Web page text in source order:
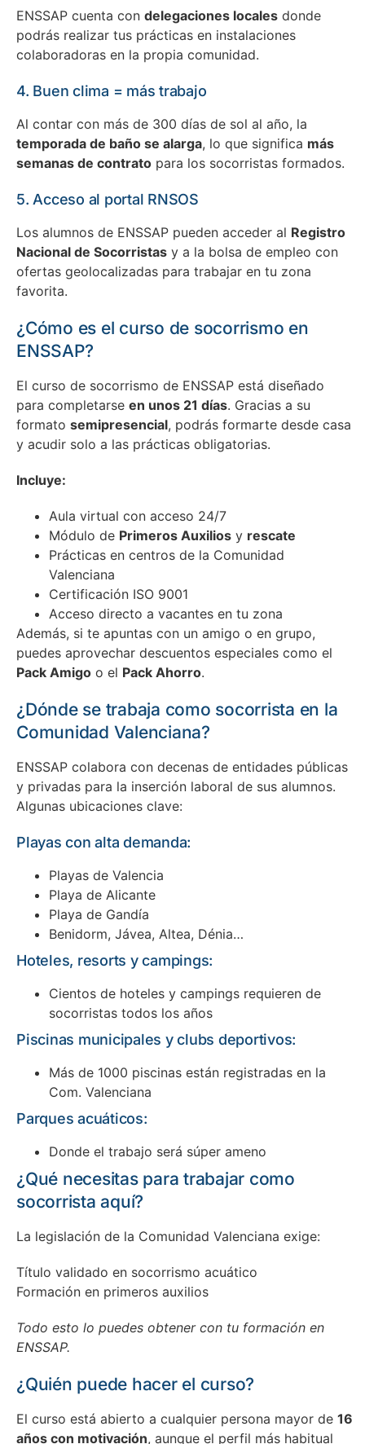
ENSSAP cuenta con delegaciones locales donde
podrás realizar tus prácticas en instalaciones
colaboradoras en la propia comunidad.
4. Buen clima = más trabajo
Al contar con más de 300 días de sol al año, la
temporada de baño se alarga, lo que significa más
semanas de contrato para los socorristas formados.
5. Acceso al portal RNSOS
Los alumnos de ENSSAP pueden acceder al Registro
Nacional de Socorristas y a la bolsa de empleo con
ofertas geolocalizadas para trabajar en tu zona
favorita.
¿Cómo es el curso de socorrismo en
ENSSAP?
El curso de socorrismo de ENSSAP está diseñado
para completarse en unos 21 días. Gracias a su
formato semipresencial, podrás formarte desde casa
y acudir solo a las prácticas obligatorias.
Incluye:
Aula virtual con acceso 24/7
Módulo de Primeros Auxilios y rescate
Prácticas en centros de la Comunidad
Valenciana
Certificación ISO 9001
Acceso directo a vacantes en tu zona
Además, si te apuntas con un amigo o en grupo,
puedes aprovechar descuentos especiales como el
Pack Amigo o el Pack Ahorro.
¿Dónde se trabaja como socorrista en la
Comunidad Valenciana?
ENSSAP colabora con decenas de entidades públicas
y privadas para la inserción laboral de sus alumnos.
Algunas ubicaciones clave:
Playas con alta demanda:
Playas de Valencia
Playa de Alicante
Playa de Gandía
Benidorm, Jávea, Altea, Dénia…
Hoteles, resorts y campings:
Cientos de hoteles y campings requieren de
socorristas todos los años
Piscinas municipales y clubs deportivos:
Más de 1000 piscinas están registradas en la
Com. Valenciana
Parques acuáticos:
Donde el trabajo será súper ameno
¿Qué necesitas para trabajar como
socorrista aquí?
La legislación de la Comunidad Valenciana exige:
Título validado en socorrismo acuático
Formación en primeros auxilios
Todo esto lo puedes obtener con tu formación en
ENSSAP.
¿Quién puede hacer el curso?
El curso está abierto a cualquier persona mayor de 16
años con motivación, aunque el perfil más habitual